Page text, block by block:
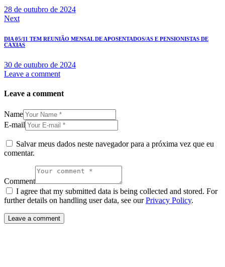
28 de outubro de 2024
Next
DIA 05/11 TEM REUNIÃO MENSAL DE APOSENTADOS/AS E PENSIONISTAS DE
CAXIAS
30 de outubro de 2024
Leave a comment
Leave a comment
Name
E-mail
Salvar meus dados neste navegador para a próxima vez que eu
comentar.
Comment
I agree that my submitted data is being collected and stored. For
further details on handling user data, see ourPrivacy Policy.